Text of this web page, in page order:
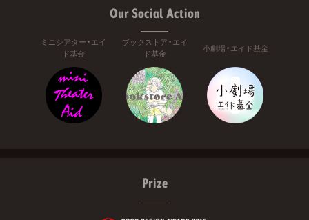
Our Social Action
ミニシアター・エイ
ド基金
ブックストア・エイ
ド基金
小劇場・エイド基金
Prize